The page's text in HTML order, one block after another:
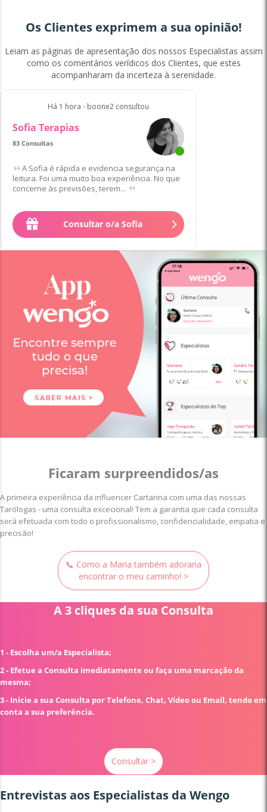
Os Clientes exprimem a sua opinião!
Leiam as páginas de apresentação dos nossos Especialistas assim
como os comentários verídicos dos Clientes, que estes
acompanharam da incerteza à serenidade.
Há 1 hora - boone2 consultou
Sofia Terapias
100% de Clientes satisfeitos/as
83 Consultas
A Sofia é rápida e evidencia segurança na
leitura. Foi uma muito boa experiência. No que
concerne às previsões, terem...
Consultar o/a Sofia
Ficaram surpreendidos/as
A primeira experiência da influencer Cartarina com uma das nossas
Tarólogas - uma consulta excecional! Tem a garantia que cada consulta
será efetuada com todo o profissionalismo, confidencialidade, empatia e
precisão!
📞 Como a Maria também adoraria
encontrar o meu caminho! >
A 3 cliques da sua Consulta
1 - Escolha um/a Especialista;
2 - Efetue a Consulta imediatamente ou faça uma marcação da
mesma;
3 - Inicie a sua Consulta por Telefone, Chat, Vídeo ou Email, tendo em
conta a sua preferência.
Consultar >
Entrevistas aos Especialistas da Wengo